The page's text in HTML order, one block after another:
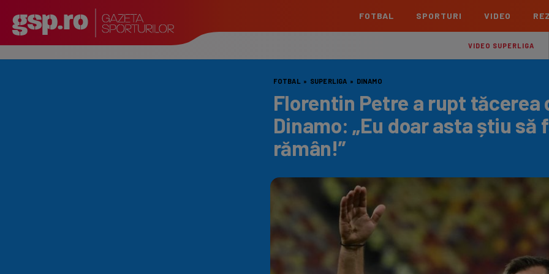
FOTBAL
Liga 2
Echipe Clasament
TOATE ȘTIRILE
Echipe
Echipe
SPORTURI VIDEO
VIDEO SUPERLIGA
FOTBAL » SUPERLIGA » DINAMO
Florentin Petre a rupt tăcerea
Dinamo: „Eu doar asta știu să
rămân!”